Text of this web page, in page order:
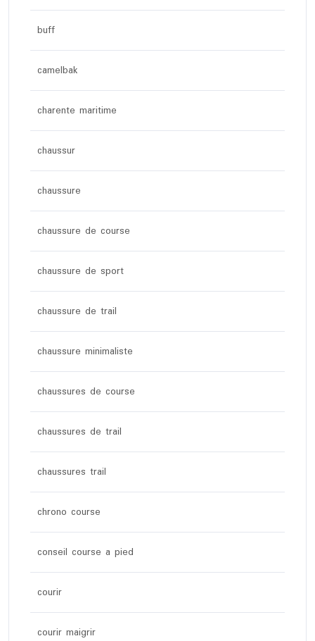
buff
camelbak
charente maritime
chaussur
chaussure
chaussure de course
chaussure de sport
chaussure de trail
chaussure minimaliste
chaussures de course
chaussures de trail
chaussures trail
chrono course
conseil course a pied
courir
courir maigrir